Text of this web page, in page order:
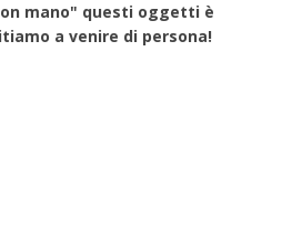
mano" questi oggetti è
a venire di persona!